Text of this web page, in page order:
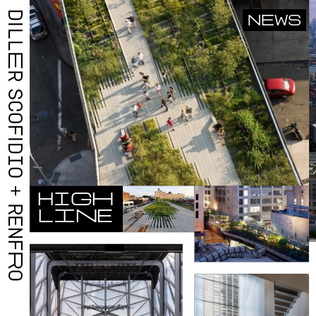
NEWS
HIGH
LINE
D
I
L
L
E
R
S
C
O
F
I
D
I
O
+
R
E
N
F
R
O